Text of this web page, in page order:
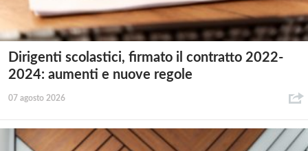
Dirigenti scolastici, firmato il contratto 2022-
2024: aumenti e nuove regole
07 agosto 2026